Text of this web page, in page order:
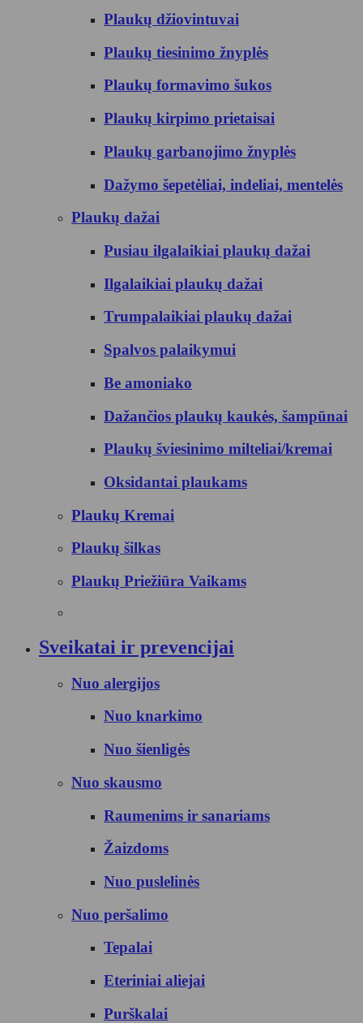
Plaukų džiovintuvai
Plaukų tiesinimo žnyplės
Plaukų formavimo šukos
Plaukų kirpimo prietaisai
Plaukų garbanojimo žnyplės
Dažymo šepetėliai, indeliai, mentelės
Plaukų dažai
Pusiau ilgalaikiai plaukų dažai
Ilgalaikiai plaukų dažai
Trumpalaikiai plaukų dažai
Spalvos palaikymui
Be amoniako
Dažančios plaukų kaukės, šampūnai
Plaukų šviesinimo milteliai/kremai
Oksidantai plaukams
Plaukų Kremai
Plaukų šilkas
Plaukų Priežiūra Vaikams
Sveikatai ir prevencijai
Nuo alergijos
Nuo knarkimo
Nuo šienligės
Nuo skausmo
Raumenims ir sanariams
Žaizdoms
Nuo puslelinės
Nuo peršalimo
Tepalai
Eteriniai aliejai
Purškalai